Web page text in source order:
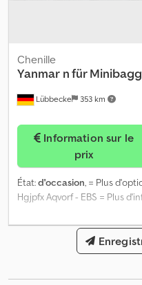
Lübbecke 353 km
Chenille
Yanmar n für
prix
État:d'occasion, = Plus
Hgjpfx Aqvorf - EBS = Plus
de la chenille: 23 cm Prix de
TVA déductible